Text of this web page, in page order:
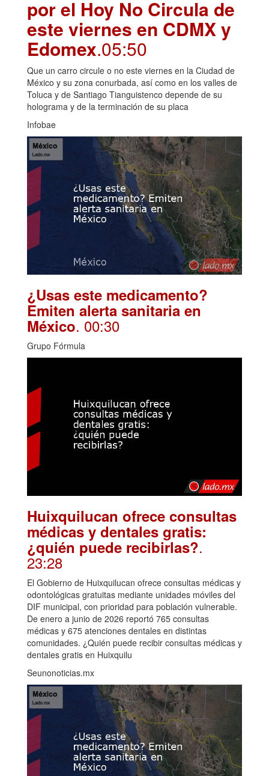
por el Hoy No Circula de
este viernes en CDMX y
Edomex.05:50
Que un carro circule o no este viernes en la Ciudad de
México y su zona conurbada, así como en los valles de
Toluca y de Santiago Tianguistenco depende de su
holograma y de la terminación de su placa
Infobae
¿Usas este medicamento?
Emiten alerta sanitaria en
México. 00:30
Grupo Fórmula
Huixquilucan ofrece consultas
médicas y dentales gratis:
¿quién puede recibirlas?.
23:28
El Gobierno de Huixquilucan ofrece consultas médicas y
odontológicas gratuitas mediante unidades móviles del
DIF municipal, con prioridad para población vulnerable.
De enero a junio de 2026 reportó 765 consultas
médicas y 675 atenciones dentales en distintas
comunidades. ¿Quién puede recibir consultas médicas y
dentales gratis en Huixquilu
Seunonoticias.mx